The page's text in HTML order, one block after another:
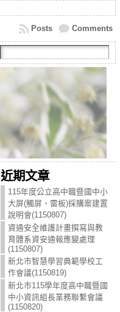
Comments
Posts
近期文章
115年度公立高中職暨國中小
大屏(觸屏、雷板)採購案建置
說明會(1150807)
資通安全維護計畫撰寫與教
育體系資安通報應變處理
(1150807)
新北市智慧學習典範學校工
作會議(1150819)
新北市115學年度高中職暨國
中小資訊組長業務聯繫會議
(1150820)